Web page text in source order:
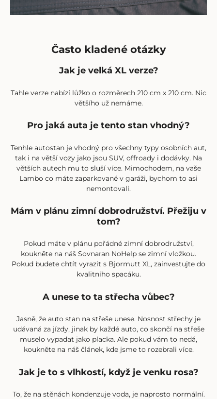
Často kladené otázky
Jak je velká XL verze?
Tahle verze nabízí lůžko o rozměrech 210 cm x 210 cm. Nic
většího už nemáme.
Pro jaká auta je tento stan vhodný?
Tenhle autostan je vhodný pro všechny typy osobních aut,
tak i na větší vozy jako jsou SUV, offroady i dodávky. Na
větších autech mu to sluší více. Mimochodem, na vaše
Lambo co máte zaparkované v garáži, bychom to asi
nemontovali.
Mám v plánu zimní dobrodružství. Přežiju v
tom?
Pokud máte v plánu pořádné zimní dobrodružství,
koukněte na náš Sovnaran NoHelp se zimní vložkou.
Pokud budete chtít vyrazit s Bjormutt XL, zainvestujte do
kvalitního spacáku.
A unese to ta střecha vůbec?
Jasně, že auto stan na střeše unese. Nosnost střechy je
udávaná za jízdy, jinak by každé auto, co skončí na střeše
muselo vypadat jako placka. Ale pokud vám to nedá,
koukněte na náš článek, kde jsme to rozebrali více.
Jak je to s vlhkostí, když je venku rosa?
To, že na stěnách kondenzuje voda, je naprosto normální.